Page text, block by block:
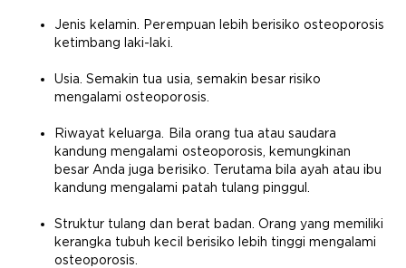
Jenis kelamin. Perempuan lebih berisiko osteoporosis
ketimbang laki-laki.
Usia. Semakin tua usia, semakin besar risiko
mengalami osteoporosis.
Riwayat keluarga. Bila orang tua atau saudara
kandung mengalami osteoporosis, kemungkinan
besar Anda juga berisiko. Terutama bila ayah atau ibu
kandung mengalami patah tulang pinggul.
Struktur tulang dan berat badan. Orang yang memiliki
kerangka tubuh kecil berisiko lebih tinggi mengalami
osteoporosis.